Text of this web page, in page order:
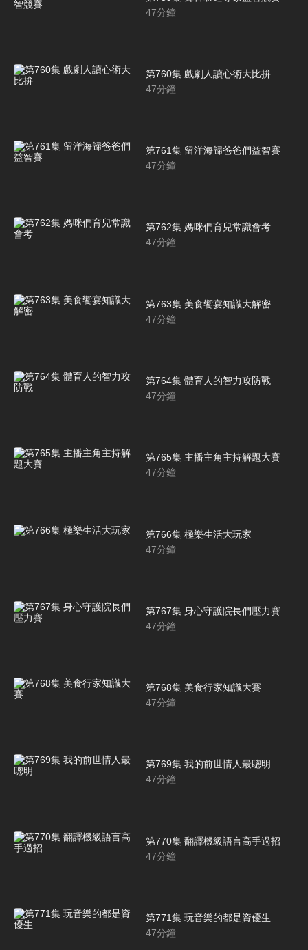
47分鐘
第760集 戲劇人讀心術大比拚
47分鐘
第761集 留洋海歸爸爸們益智賽
47分鐘
第762集 媽咪們育兒常識會考
47分鐘
第763集 美食饗宴知識大解密
47分鐘
第764集 體育人的智力攻防戰
47分鐘
第765集 主播主角主持解題大賽
47分鐘
第766集 極樂生活大玩家
47分鐘
第767集 身心守護院長們壓力賽
47分鐘
第768集 美食行家知識大賽
47分鐘
第769集 我的前世情人最聰明
47分鐘
第770集 翻譯機級語言高手過招
47分鐘
第771集 玩音樂的都是資優生
47分鐘